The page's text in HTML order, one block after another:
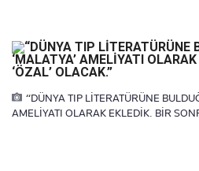
“DÜNYA TIP LİTERATÜRÜNE
AMELİYATI OLARAK EKLEDİK. BİR